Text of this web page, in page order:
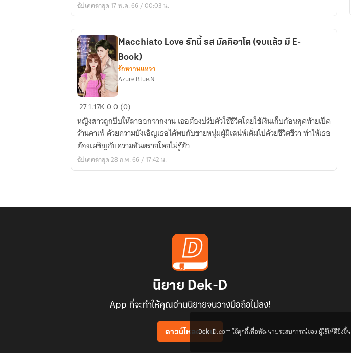
มี
Book)
อัปเดตล่าสุด 17 พ.ค. 66 / 00:03 น.
Macchiato
Love
รัก
นี้
รส
มัค
Macchiato Love รักนี้ รส มัคคิอาโต (จบแล้ว มี E-
Book)
รักหวานแหวว
Azure.Blue.N
271.17K00 (0)
หญิงสาวถูกบีบให้ลาออกจากงาน เธอต้องปรับตัวใช้ชีวิตโดยใช้เงินเก็บก้อนสุดท้ายเปิด
ร้านคาเฟ่ ด้วยความบังเอิญเธอได้พบกับชายหนุ่มผู้มีเสน่ห์เต็มไปด้วยชีวิตชีวา ทำให้เธอ
ต้องเผชิญกับความอันตรายโดยไม่รู้ตัว
อัปเดตล่าสุด 28 ก.พ. 66 / 17:42 น.
นิยาย Dek-D
App ที่จะทำให้คุณอ่านนิยายจนวางมือถือไม่ลง!
ดาวน์โหลดแอปDek-D.com ใช้คุกกี้เพื่อพัฒนาประสบการณ์ของ ผู้ใช้ให้ดียิ่งขึ้น